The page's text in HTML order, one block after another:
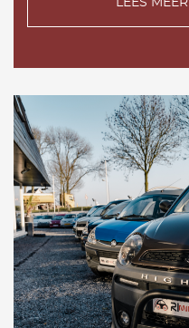
LEES MEER